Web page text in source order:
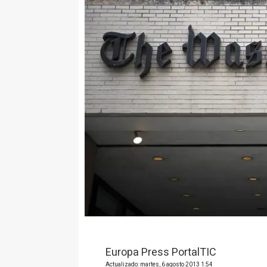
Europa Press PortalTIC
Actualizado: martes, 6 agosto 2013 1:54